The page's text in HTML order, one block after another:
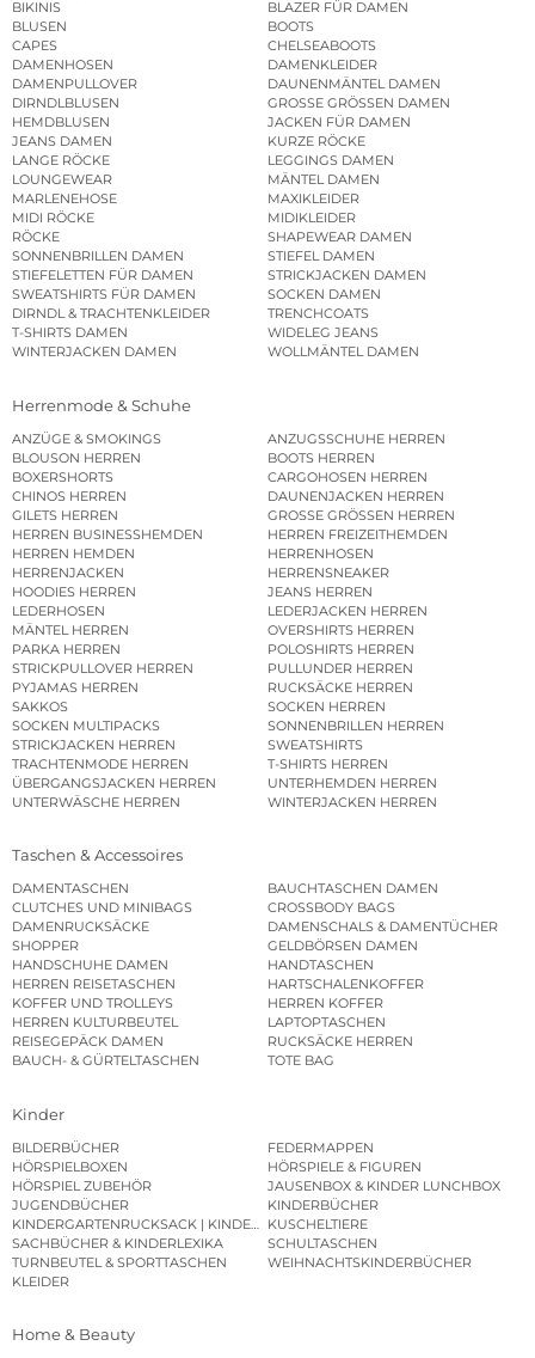
BIKINIS
BLAZER FÜR DAMEN
BLUSEN
BOOTS
CAPES
CHELSEABOOTS
DAMENHOSEN
DAMENKLEIDER
DAMENPULLOVER
DAUNENMÄNTEL DAMEN
DIRNDLBLUSEN
GROSSE GRÖSSEN DAMEN
HEMDBLUSEN
JACKEN FÜR DAMEN
JEANS DAMEN
KURZE RÖCKE
LANGE RÖCKE
LEGGINGS DAMEN
LOUNGEWEAR
MÄNTEL DAMEN
MARLENEHOSE
MAXIKLEIDER
MIDI RÖCKE
MIDIKLEIDER
RÖCKE
SHAPEWEAR DAMEN
SONNENBRILLEN DAMEN
STIEFEL DAMEN
STIEFELETTEN FÜR DAMEN
STRICKJACKEN DAMEN
SWEATSHIRTS FÜR DAMEN
SOCKEN DAMEN
DIRNDL & TRACHTENKLEIDER
TRENCHCOATS
T-SHIRTS DAMEN
WIDELEG JEANS
WINTERJACKEN DAMEN
WOLLMÄNTEL DAMEN
Herrenmode & Schuhe
ANZÜGE & SMOKINGS
ANZUGSSCHUHE HERREN
BLOUSON HERREN
BOOTS HERREN
BOXERSHORTS
CARGOHOSEN HERREN
CHINOS HERREN
DAUNENJACKEN HERREN
GILETS HERREN
GROSSE GRÖSSEN HERREN
HERREN BUSINESSHEMDEN
HERREN FREIZEITHEMDEN
HERREN HEMDEN
HERRENHOSEN
HERRENJACKEN
HERRENSNEAKER
HOODIES HERREN
JEANS HERREN
LEDERHOSEN
LEDERJACKEN HERREN
MÄNTEL HERREN
OVERSHIRTS HERREN
PARKA HERREN
POLOSHIRTS HERREN
STRICKPULLOVER HERREN
PULLUNDER HERREN
PYJAMAS HERREN
RUCKSÄCKE HERREN
SAKKOS
SOCKEN HERREN
SOCKEN MULTIPACKS
SONNENBRILLEN HERREN
STRICKJACKEN HERREN
SWEATSHIRTS
TRACHTENMODE HERREN
T-SHIRTS HERREN
ÜBERGANGSJACKEN HERREN
UNTERHEMDEN HERREN
UNTERWÄSCHE HERREN
WINTERJACKEN HERREN
Taschen & Accessoires
DAMENTASCHEN
BAUCHTASCHEN DAMEN
CLUTCHES UND MINIBAGS
CROSSBODY BAGS
DAMENRUCKSÄCKE
DAMENSCHALS & DAMENTÜCHER
SHOPPER
GELDBÖRSEN DAMEN
HANDSCHUHE DAMEN
HANDTASCHEN
HERREN REISETASCHEN
HARTSCHALENKOFFER
KOFFER UND TROLLEYS
HERREN KOFFER
HERREN KULTURBEUTEL
LAPTOPTASCHEN
REISEGEPÄCK DAMEN
RUCKSÄCKE HERREN
BAUCH- & GÜRTELTASCHEN
TOTE BAG
Kinder
BILDERBÜCHER
FEDERMAPPEN
HÖRSPIELBOXEN
HÖRSPIELE & FIGUREN
HÖRSPIEL ZUBEHÖR
JAUSENBOX & KINDER LUNCHBOX
JUGENDBÜCHER
KINDERBÜCHER
KINDERGARTENRUCKSACK | KINDERGARTENBEUTEL
KUSCHELTIERE
SACHBÜCHER & KINDERLEXIKA
SCHULTASCHEN
TURNBEUTEL & SPORTTASCHEN
WEIHNACHTSKINDERBÜCHER
KLEIDER
Home & Beauty